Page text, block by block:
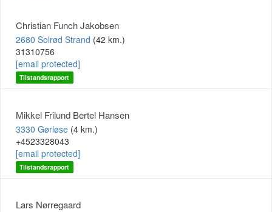
Christian Funch Jakobsen
2680 Solrød Strand (42 km.)
31310756
[email protected]
Tilstandsrapport
Mikkel Frilund Bertel Hansen
3330 Gørløse (4 km.)
+4523328043
[email protected]
Tilstandsrapport
Lars Nørregaard